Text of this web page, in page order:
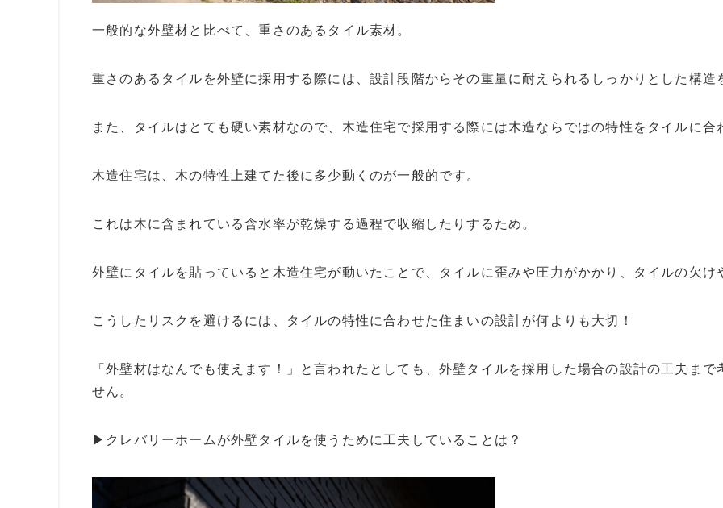
一般的な外壁材と比べて、重さのあるタイル素材。
重さのあるタイルを外壁に採用する際には、設計段階からその重量に耐えられるしっかりとした構
また、タイルはとても硬い素材なので、木造住宅で採用する際には木造ならではの特性をタイルに合
木造住宅は、木の特性上建てた後に多少動くのが一般的です。
これは木に含まれている含水率が乾燥する過程で収縮したりするため。
外壁にタイルを貼っていると木造住宅が動いたことで、タイルに歪みや圧力がかかり、タイルの欠
こうしたリスクを避けるには、タイルの特性に合わせた住まいの設計が何よりも大切！
「外壁材はなんでも使えます！」と言われたとしても、外壁タイルを採用した場合の設計の工夫ま
せん。
▶︎ クレバリーホームが外壁タイルを使うために工夫していることは？